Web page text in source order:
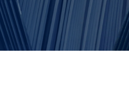
Inscrições
Contacte-
Nos